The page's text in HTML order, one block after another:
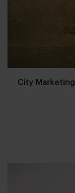
City Marketing